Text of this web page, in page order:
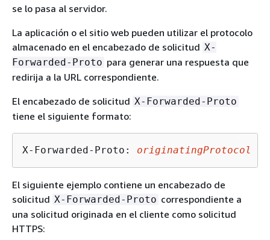
se lo pasa al servidor.
La aplicación o el sitio web pueden utilizar el protocolo
almacenado en el encabezado de solicitud X-
Forwarded-Proto para generar una respuesta que
redirija a la URL correspondiente.
El encabezado de solicitud X-Forwarded-Proto
tiene el siguiente formato:
X-Forwarded-Proto: originatingProtocol
El siguiente ejemplo contiene un encabezado de
solicitud X-Forwarded-Proto correspondiente a
una solicitud originada en el cliente como solicitud
HTTPS: